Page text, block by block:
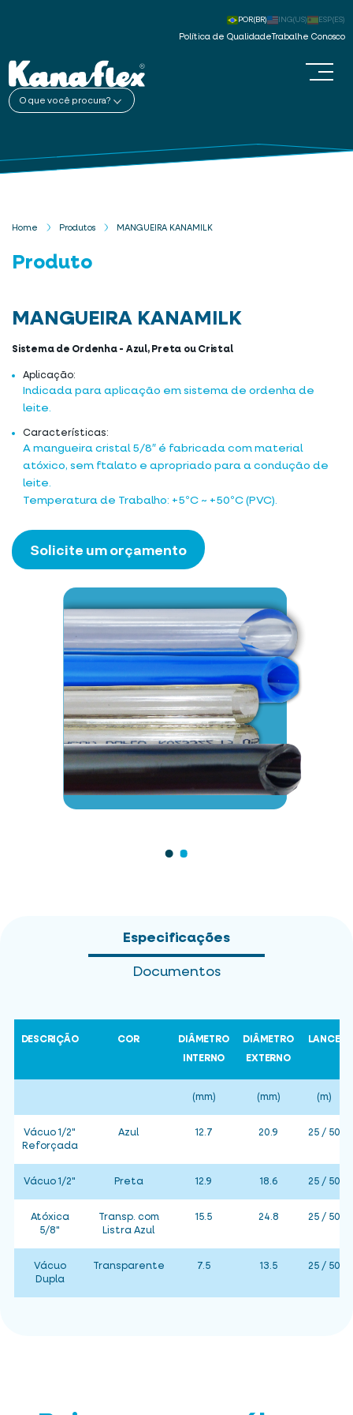
Política de Qualidade Trabalhe Conosco
POR(BR) ING(US) ESP(ES)
O que você procura?
Home Produtos MANGUEIRA KANAMILK
Produto
MANGUEIRA KANAMILK
Sistema de Ordenha - Azul, Preta ou Cristal
Aplicação:
Indicada para aplicação em sistema de ordenha de
leite.
Características:
A mangueira cristal 5/8″ é fabricada com material
atóxico, sem ftalato e apropriado para a condução de
leite.
Temperatura de Trabalho: +5ºC ~ +50ºC (PVC).
Solicite um orçamento
Especificações
Documentos
DESCRIÇÃO COR
DIÂMETRO
INTERNO
DIÂMETRO
EXTERNO
LANCE
(mm) (mm) (m)
Vácuo 1/2"
Reforçada
Azul 12.7 20.9 25 / 50
Vácuo 1/2" Preta 12.9 18.6 25 / 50
Atóxica
5/8"
Transp. com
Listra Azul
15.5 24.8 25 / 50
Vácuo
Dupla
Transparente 7.5 13.5 25 / 50